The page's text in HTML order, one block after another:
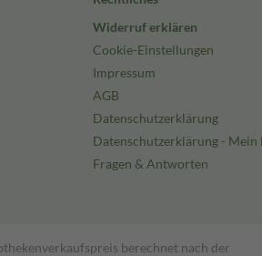
Widerruf erklären
Cookie-Einstellungen
Impressum
AGB
Datenschutzerklärung
Datenschutzerklärung -
Fragen & Antworten
berechnet nach der